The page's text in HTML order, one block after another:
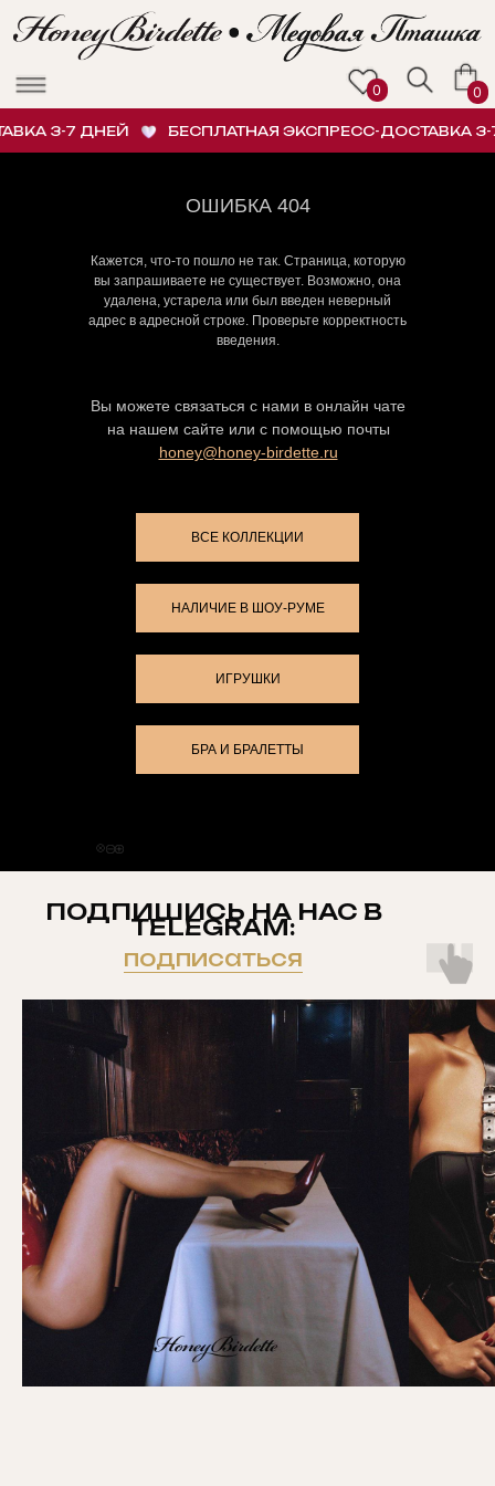
3-7 ДНЕЙ БЕСПЛАТНАЯ ЭКСПРЕСС-ДОСТАВКА 3-
ОШИБКА 404
Кажется, что-то пошло не так. Страница, которую
вы запрашиваете не существует. Возможно, она
удалена, устарела или был введен неверный
адрес в адресной строке. Проверьте корректность
введения.
Вы можете связаться с нами в онлайн чате
на нашем сайте или с помощью почты
honey@honey-birdette.ru
БРА И БРАЛЕТТЫ
ИГРУШКИ
НАЛИЧИЕ В ШОУ-РУМЕ
ВСЕ КОЛЛЕКЦИИ
ПОДПИШИСЬ НА НАС В
TELEGRAM:
подписаться